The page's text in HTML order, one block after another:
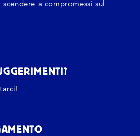
a compromessi sul